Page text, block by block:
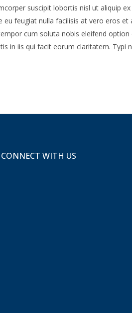
suscipit lobortis nisl ut aliquip
feugiat nulla facilisis at vero eros
cum soluta nobis eleifend
in iis qui facit eorum claritatem.
CONNECT WITH US